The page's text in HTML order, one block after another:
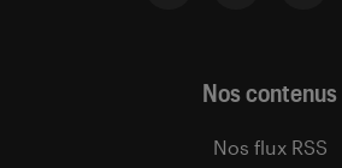
Nos contenus
Nos flux RSS